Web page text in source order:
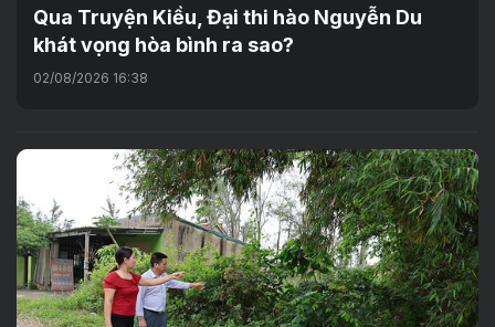
Qua Truyện Kiều, Đại thi hào Nguyễn Du
khát vọng hòa bình ra sao?
02/08/2026 16:38